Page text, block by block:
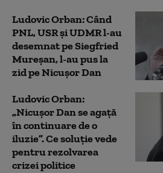
Ludovic Orban: Când
PNL, USR şi UDMR l-au
desemnat pe Siegfried
Mureşan, l-au pus la
zid pe Nicuşor Dan
Ludovic Orban:
„Nicușor Dan se agață
în continuare de o
iluzie”. Ce soluție vede
pentru rezolvarea
crizei politice